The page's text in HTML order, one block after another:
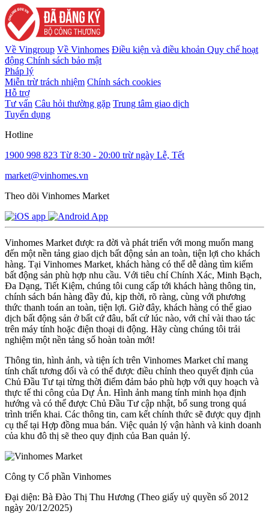
Về Vingroup Về Vinhomes Điều kiện và điều khoản Quy chế hoạt
động Chính sách bảo mật
Pháp lý
Miễn trừ trách nhiệm Chính sách cookies
Hỗ trợ
Tư vấn Câu hỏi thường gặp Trung tâm giao dịch
Tuyển dụng
Hotline
1900 998 823 Từ 8:30 - 20:00 trừ ngày Lễ, Tết
market@vinhomes.vn
Theo dõi Vinhomes Market
Vinhomes Market được ra đời và phát triển với mong muốn mang
đến một nền tảng giao dịch bất động sản an toàn, tiện lợi cho khách
hàng. Tại Vinhomes Market, khách hàng có thể dễ dàng tìm kiếm
bất động sản phù hợp nhu cầu. Với tiêu chí Chính Xác, Minh Bạch,
Đa Dạng, Tiết Kiệm, chúng tôi cung cấp tới khách hàng thông tin,
chính sách bán hàng đầy đủ, kịp thời, rõ ràng, cùng với phương
thức thanh toán an toàn, tiện lợi. Giờ đây, khách hàng có thể giao
dịch bất động sản ở bất cứ đâu, bất cứ lúc nào, với chỉ vài thao tác
trên máy tính hoặc điện thoại di động. Hãy cùng chúng tôi trải
nghiệm một nền tảng số hoàn toàn mới!
Thông tin, hình ảnh, và tiện ích trên Vinhomes Market chỉ mang
tính chất tương đối và có thể được điều chỉnh theo quyết định của
Chủ Đầu Tư tại từng thời điểm đảm bảo phù hợp với quy hoạch và
thực tế thi công của Dự Án. Hình ảnh mang tính minh họa định
hướng và có thể được Chủ Đầu Tư cập nhật, bổ sung trong quá
trình triển khai. Các thông tin, cam kết chính thức sẽ được quy định
cụ thể tại Hợp đồng mua bán. Việc quản lý vận hành và kinh doanh
của khu đô thị sẽ theo quy định của Ban quản lý.
Công ty Cổ phần Vinhomes
Đại diện: Bà Đào Thị Thu Hương (Theo giấy uỷ quyền số 2012
ngày 20/12/2025)